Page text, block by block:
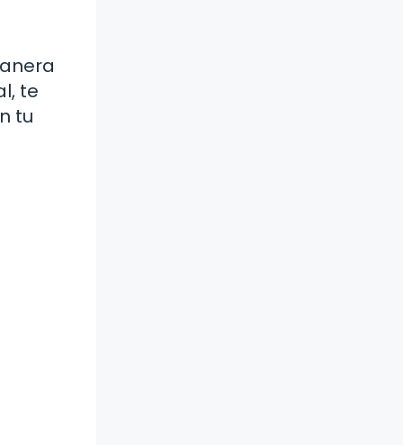
te
tu